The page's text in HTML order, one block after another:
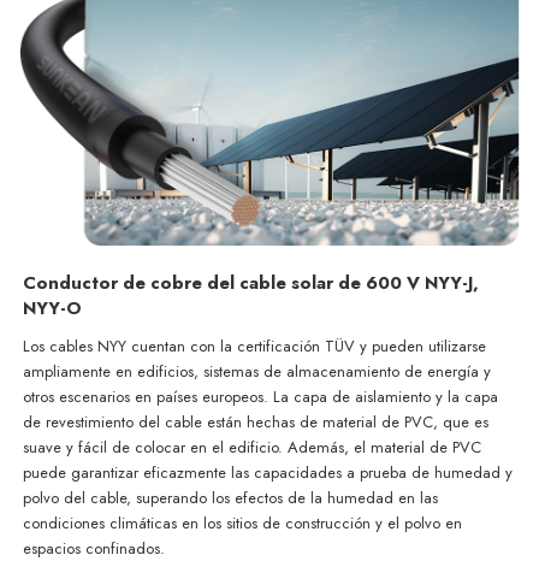
Conductor de cobre del cable solar de 600 V NYY-J,
NYY-O
Los cables NYY cuentan con la certificación TÜV y pueden utilizarse
ampliamente en edificios, sistemas de almacenamiento de energía y
otros escenarios en países europeos. La capa de aislamiento y la capa
de revestimiento del cable están hechas de material de PVC, que es
suave y fácil de colocar en el edificio. Además, el material de PVC
puede garantizar eficazmente las capacidades a prueba de humedad y
polvo del cable, superando los efectos de la humedad en las
condiciones climáticas en los sitios de construcción y el polvo en
espacios confinados.